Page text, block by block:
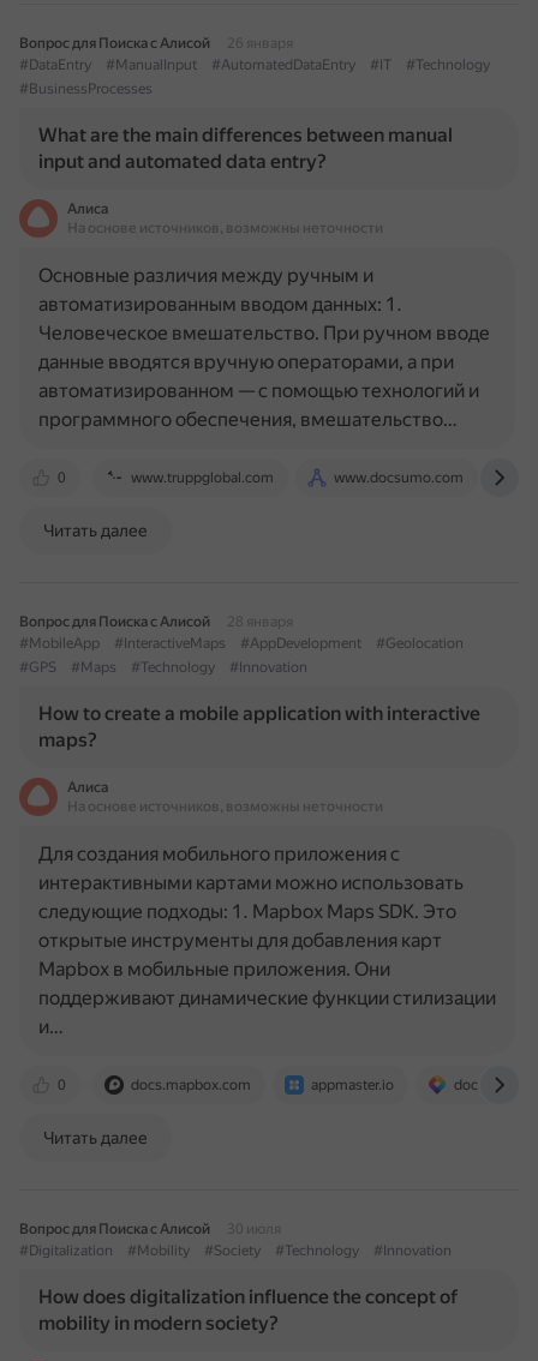
Вопрос для Поиска с Алисой
26 января
#DataEntry
#ManualInput #AutomatedDataEntry #IT
#Technology
#BusinessProcesses
What are the main differences between manual
input and automated data entry?
Алиса
На основе источников, возможны неточности
0 www.truppglobal.com www.docsumo.com
Основные различия между ручным и
автоматизированным вводом данных: 1.
Человеческое вмешательство. При ручном вводе
данные вводятся вручную операторами, а при
автоматизированном — с помощью технологий и
программного обеспечения, вмешательство…
Читать далее
Вопрос для Поиска с Алисой
28 января
#MobileApp
#InteractiveMaps #AppDevelopment
#Geolocation
#GPS
#Maps #Technology #Innovation
How to create a mobile application with interactive
maps?
Алиса
На основе источников, возможны неточности
0 docs.mapbox.com appmaster.io
Для создания мобильного приложения с
интерактивными картами можно использовать
следующие подходы: 1. Mapbox Maps SDK. Это
открытые инструменты для добавления карт
Mapbox в мобильные приложения. Они
поддерживают динамические функции стилизации
и…
Читать далее
Вопрос для Поиска с Алисой
30 июля
#Digitalization
#Mobility #Society #Technology #Innovation
How does digitalization influence the concept of
mobility in modern society?